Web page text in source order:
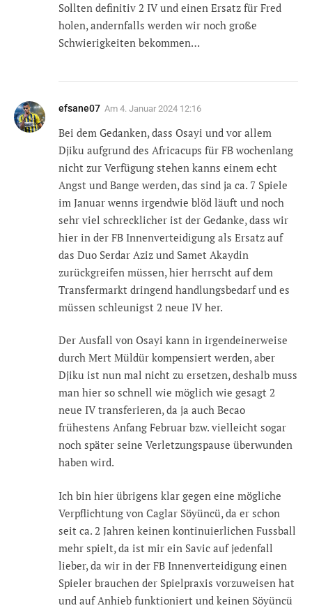
Sollten definitiv 2 IV und einen Ersatz für Fred
holen, andernfalls werden wir noch große
Schwierigkeiten bekommen…
efsane07 Am 4. Januar 2024 12:16
Bei dem Gedanken, dass Osayi und vor allem
Djiku aufgrund des Africacups für FB wochenlang
nicht zur Verfügung stehen kanns einem echt
Angst und Bange werden, das sind ja ca. 7 Spiele
im Januar wenns irgendwie blöd läuft und noch
sehr viel schrecklicher ist der Gedanke, dass wir
hier in der FB Innenverteidigung als Ersatz auf
das Duo Serdar Aziz und Samet Akaydin
zurückgreifen müssen, hier herrscht auf dem
Transfermarkt dringend handlungsbedarf und es
müssen schleunigst 2 neue IV her.
Der Ausfall von Osayi kann in irgendeinerweise
durch Mert Müldür kompensiert werden, aber
Djiku ist nun mal nicht zu ersetzen, deshalb muss
man hier so schnell wie möglich wie gesagt 2
neue IV transferieren, da ja auch Becao
frühestens Anfang Februar bzw. vielleicht sogar
noch später seine Verletzungspause überwunden
haben wird.
Ich bin hier übrigens klar gegen eine mögliche
Verpflichtung von Caglar Söyüncü, da er schon
seit ca. 2 Jahren keinen kontinuierlichen Fussball
mehr spielt, da ist mir ein Savic auf jedenfall
lieber, da wir in der FB Innenverteidigung einen
Spieler brauchen der Spielpraxis vorzuweisen hat
und auf Anhieb funktioniert und keinen Söyüncü